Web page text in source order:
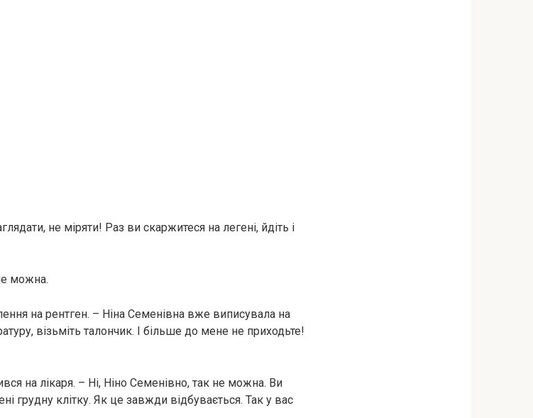
не міряти! Раз ви скаржитеся на легені, йдіть і
можна.
на рентген. – Ніна Семенівна вже виписувала на
візьміть талончик. І більше до мене не приходьте!
на лікаря. – Ні, Ніно Семенівно, так не можна. Ви
грудну клітку. Як це завжди відбувається. Так у вас